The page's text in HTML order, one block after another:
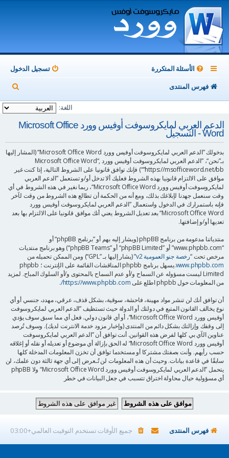
الأسئلة المتكررة
تسجيل الدخول
فهرس المنتدى
ح
ث
اللغة:
الدعم العربي لمايكروسوفت أوفيس وورد Microsoft Office
Word - التسجيل
بدخولك ”الدعم العربي لمايكروسوفت أوفيس وورد Microsoft Office Word“ (المشار إليها
بـ”نحن“، ”الدعم العربي لمايكروسوفت أوفيس وورد Microsoft Office Word“,
”https://msofficeword.net/bb“) فإنك توافق قانونيا على الشروط التالية، إذا كنت غير
موافق على الالتزام قانونيا بهذه الشروط فعليك ألا تدخل أو/و تستعمل ”الدعم العربي
لمايكروسوفت أوفيس وورد Microsoft Office Word“، ربما نغير في هذه الشروط في أي
وقت سنعمل جهدنا لإبلاغك بذلك، ومع أنه من الحكمة أن تطالع هذه الشروط من وقت لآخر
فإنه باستمرارك في الدخول واستعمال ”الدعم العربي لمايكروسوفت أوفيس وورد
Microsoft Office Word“ بعد تعديل الشروط يعني أنك موافق قانونيا على الالتزام بها بعد
تعديها أو/و إضافتها.
منتدياتنا مدعومة من برنامج phpBB (ويشار إليه بهم أو ”برنامج phpBB“ أو
“www.phpbb.com” أو ”phpBB Limited“ أو ”phpBB Teams“) وهو برنامج منتديات
مرخص تحت “رخصة جنو العمومية v2
” (يشار إليها بـ ”GPL“) ومن الممكن تحميله من
www.phpbb.com
.يسهل برنامج phpbb المناقشات القائمة على الإنترنت ؛ phpbb
Limited ليست مسؤوله عن السماح و/أو عدم السماح بالمحتوى و/أو السلوك المباح. لمزيد
من المعلومات حول phpbb اطلع على
https://www.phpbb.com/
.
أن توافق أنك لن تنشر مواد مهينة، فاحشة، سوقية، بشكل قذف، عرقي، مهدد، جنسي أو أي
نوع يخالف القانون المتبع في دولتك أو الدولة حيث تستظيف ”الدعم العربي لمايكروسوفت
أوفيس وورد Microsoft Office Word“، أو أي قانون دولي. فعل أي مما سبق سوف يؤدي
إلى وقفك وإزالتك بشكل دائم من المنتدى (وإخبار مزود خدمة الانترنت لديك). وسوف تُرصد
عناوين الآي بي كلها لفرض هذه القوانين. أنت توافق أن ”الدعم العربي لمايكروسوفت
أوفيس وورد Microsoft Office Word“ له الحق بإزالة أي موضوع أو تعديله أو نقله أو إغلاقه
حسب رأيهم. وأنت بصفتك مشتركا أو مستخدما توافق أن تخزن المعلومات المدخلة كلها
سابقًا في قاعدة بيانات. وحيث أن هذه المعلومات لن تُـعرض إلى أي جهة ثالثة دون علمك، لن
يتحمل ”الدعم العربي لمايكروسوفت أوفيس وورد Microsoft Office Word“ ولا phpBB
أي مسؤولية حيال محاولة اختراق تتسبب في جعل البيانات في خطر
فهرس المنتدى جميع الأوقات تستخدم التوقيت العالمي+03:00